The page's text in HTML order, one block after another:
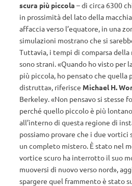
scura più piccola – di circa 6300
in prossimità del lato della
affaccia verso l’equatore, in una
simulazioni mostrano che si
Tuttavia, i tempi di comparsa della
sono strani. «Quando ho visto per
più piccola, ho pensato che quella
distrutta», riferisce Michael H.
Berkeley. «Non pensavo si stesse
perché quello piccolo è più
all’interno di questa regione di
possiamo provare che i due vortici
un completo mistero. È stato nel
vortice scuro ha interrotto il suo
muoversi di nuovo verso nord»,
spargere quel frammento è stato